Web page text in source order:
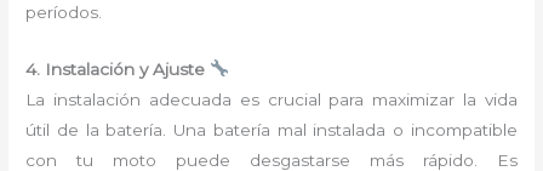
períodos.
4. Instalación y Ajuste
La instalación adecuada es crucial para maximizar la vida
útil de la batería. Una batería mal instalada o incompatible
con tu moto puede desgastarse más rápido. Es